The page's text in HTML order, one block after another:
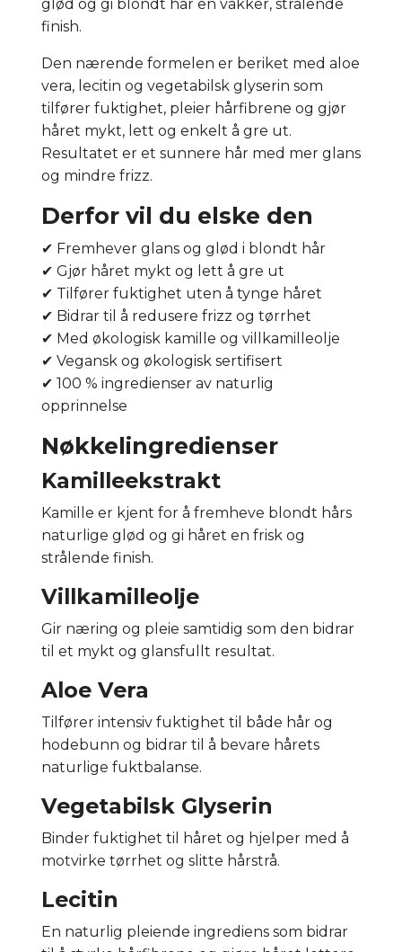
glød og gi blondt hår en vakker, strålende
finish.
Den nærende formelen er beriket med aloe
vera, lecitin og vegetabilsk glyserin som
tilfører fuktighet, pleier hårfibrene og gjør
håret mykt, lett og enkelt å gre ut.
Resultatet er et sunnere hår med mer glans
og mindre frizz.
Derfor vil du elske den
✔ Fremhever glans og glød i blondt hår
✔ Gjør håret mykt og lett å gre ut
✔ Tilfører fuktighet uten å tynge håret
✔ Bidrar til å redusere frizz og tørrhet
✔ Med økologisk kamille og villkamilleolje
✔ Vegansk og økologisk sertifisert
✔ 100 % ingredienser av naturlig
opprinnelse
Nøkkelingredienser
Kamilleekstrakt
Kamille er kjent for å fremheve blondt hårs
naturlige glød og gi håret en frisk og
strålende finish.
Villkamilleolje
Gir næring og pleie samtidig som den bidrar
til et mykt og glansfullt resultat.
Aloe Vera
Tilfører intensiv fuktighet til både hår og
hodebunn og bidrar til å bevare hårets
naturlige fuktbalanse.
Vegetabilsk Glyserin
Binder fuktighet til håret og hjelper med å
motvirke tørrhet og slitte hårstrå.
Lecitin
En naturlig pleiende ingrediens som bidrar